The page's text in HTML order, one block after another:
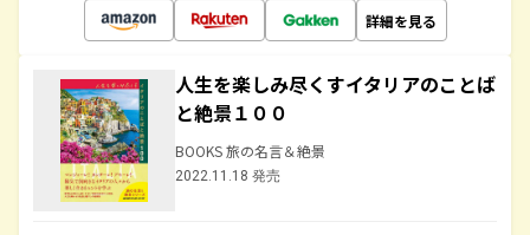
詳細を見る
人生を楽しみ尽くすイタリアのことば
と絶景１００
BOOKS 旅の名言＆絶景
2022.11.18 発売